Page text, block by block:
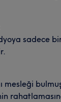
sadece
mesleği